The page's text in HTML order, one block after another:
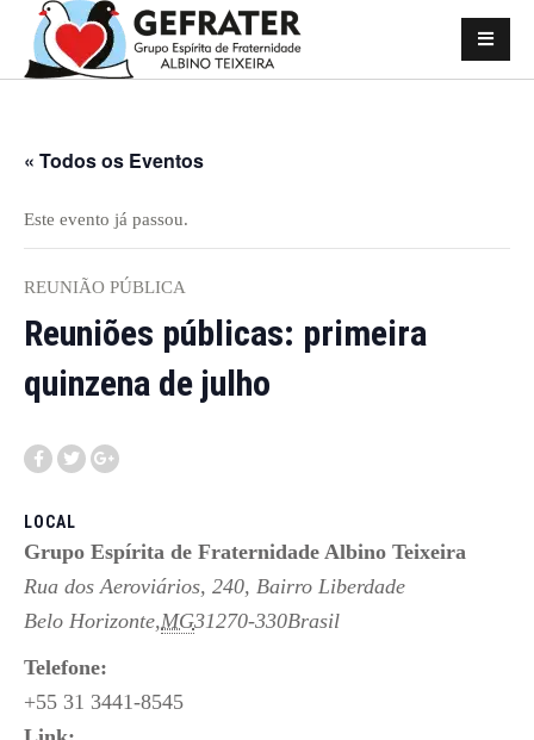
« Todos os Eventos
Este evento já passou.
REUNIÃO PÚBLICA
Reuniões públicas: primeira
quinzena de julho
LOCAL
Grupo Espírita de Fraternidade Albino Teixeira
Rua dos Aeroviários, 240, Bairro Liberdade
Belo Horizonte,MG31270-330Brasil
Telefone:
+55 31 3441-8545